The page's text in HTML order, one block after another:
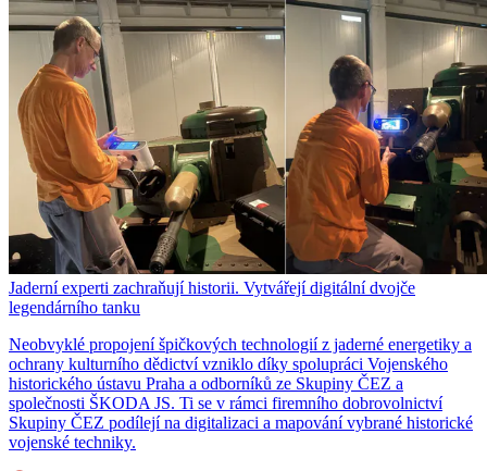
Jaderní experti zachraňují historii. Vytvářejí digitální dvojče
legendárního tanku
Neobvyklé propojení špičkových technologií z jaderné energetiky a
ochrany kulturního dědictví vzniklo díky spolupráci Vojenského
historického ústavu Praha a odborníků ze Skupiny ČEZ a
společnosti ŠKODA JS. Ti se v rámci firemního dobrovolnictví
Skupiny ČEZ podílejí na digitalizaci a mapování vybrané historické
vojenské techniky.